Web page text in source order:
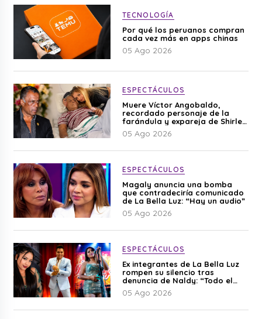
TECNOLOGÍA
Por qué los peruanos compran
cada vez más en apps chinas
05 Ago 2026
ESPECTÁCULOS
Muere Víctor Angobaldo,
recordado personaje de la
farándula y expareja de Shirley
Cherres
05 Ago 2026
ESPECTÁCULOS
Magaly anuncia una bomba
que contradeciría comunicado
de La Bella Luz: “Hay un audio”
05 Ago 2026
ESPECTÁCULOS
Ex integrantes de La Bella Luz
rompen su silencio tras
denuncia de Naldy: “Todo el
mundo lo sabía”
05 Ago 2026